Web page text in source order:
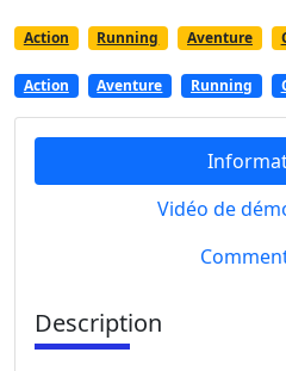
Action Running Aventure
Action Aventure Running
Vidéo de
Description